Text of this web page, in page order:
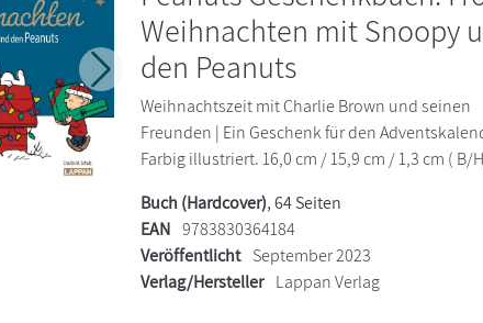
Weiter
Weihnachten mit Snoopy
den Peanuts
Weihnachtszeit mit Charlie Brown und seinen
Freunden | Ein Geschenk für den
Farbig illustriert. 16,0 cm / 15,9 cm / 1,3 cm ( B/
Buch (Hardcover), 64 Seiten
EAN 9783830364184
Veröffentlicht September 2023
Verlag/Hersteller Lappan Verlag